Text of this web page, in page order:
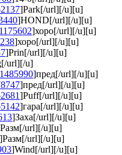
]Park[/url][/u][u]
]HOND[/url][/u][u]
]хоро[/url][/u][u]
]хоро[/url][/u][u]
]Prin[/url][/u][u]
url][/u]
]пред[/url][/u][u]
]пред[/url][/u][u]
]Puff[/url][/u][u]
]гара[/url][/u][u]
]Заха[/url][/u][u]
url][/u][u]
]Разм[/url][/u][u]
]Wind[/url][/u][u]